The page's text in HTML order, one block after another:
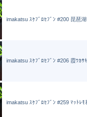
imakatsu ｽｹﾌﾞﾛｾﾌﾞﾝ #200 琵琶
imakatsu ｽｹﾌﾞﾛｾﾌﾞﾝ #206 霞ﾜｶｻｷ
imakatsu ｽｹﾌﾞﾛｾﾌﾞﾝ #259 ﾏｯﾄﾚﾓ